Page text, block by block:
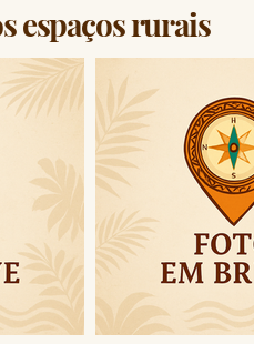
espaços rurais